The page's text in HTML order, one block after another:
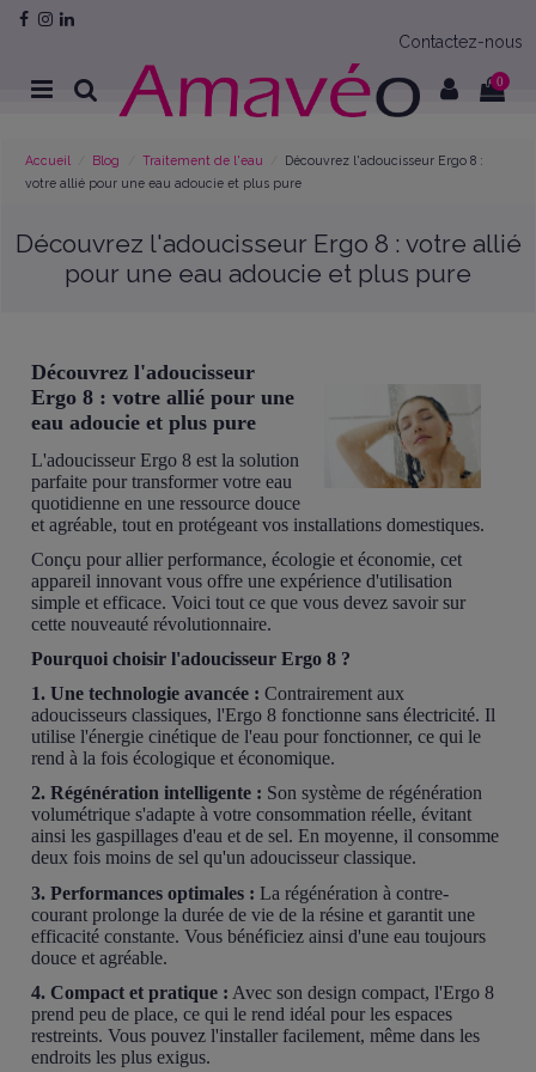
Contactez-nous
0
Accueil Blog Traitement de l'eau
Découvrez l'adoucisseur Ergo 8 :
votre allié pour une eau adoucie et plus pure
Découvrez l'adoucisseur Ergo 8 : votre allié
pour une eau adoucie et plus pure
Découvrez l'adoucisseur
Ergo 8 : votre allié pour une
eau adoucie et plus pure
L'adoucisseur Ergo 8 est la solution
parfaite pour transformer votre eau
quotidienne en une ressource douce
et agréable, tout en protégeant vos installations domestiques.
Conçu pour allier performance, écologie et économie, cet
appareil innovant vous offre une expérience d'utilisation
simple et efficace. Voici tout ce que vous devez savoir sur
cette nouveauté révolutionnaire.
Pourquoi choisir l'adoucisseur Ergo 8 ?
1. Une technologie avancée : Contrairement aux
adoucisseurs classiques, l'Ergo 8 fonctionne sans électricité. Il
utilise l'énergie cinétique de l'eau pour fonctionner, ce qui le
rend à la fois écologique et économique.
2. Régénération intelligente : Son système de régénération
volumétrique s'adapte à votre consommation réelle, évitant
ainsi les gaspillages d'eau et de sel. En moyenne, il consomme
deux fois moins de sel qu'un adoucisseur classique.
3. Performances optimales : La régénération à contre-
courant prolonge la durée de vie de la résine et garantit une
efficacité constante. Vous bénéficiez ainsi d'une eau toujours
douce et agréable.
4. Compact et pratique : Avec son design compact, l'Ergo 8
prend peu de place, ce qui le rend idéal pour les espaces
restreints. Vous pouvez l'installer facilement, même dans les
endroits les plus exigus.